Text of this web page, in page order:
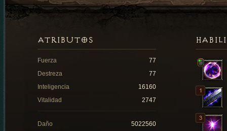
ATRIBUTOS
Fuerza
77
Destreza
77
Inteligencia
16160
Vitalidad
2747
Daño
5022560